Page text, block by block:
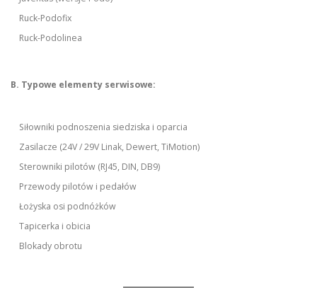
Ruck-Podofix
Ruck-Podolinea
B. Typowe elementy serwisowe:
Siłowniki podnoszenia siedziska i oparcia
Zasilacze (24V / 29V Linak, Dewert, TiMotion)
Sterowniki pilotów (RJ45, DIN, DB9)
Przewody pilotów i pedałów
Łożyska osi podnóżków
Tapicerka i obicia
Blokady obrotu